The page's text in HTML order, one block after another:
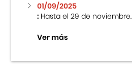
01/09/2025
:Hasta el 29 de noviembre.
Ver más